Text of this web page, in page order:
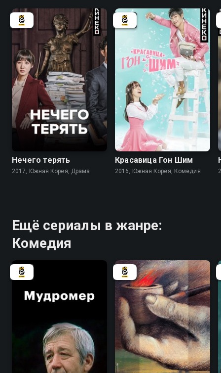
6.7
Нечего терять
2017, Южная Корея, Драма
7.7 7.3
Красавица Гон Шим
2016, Южная Корея, Комедия
Ещё сериалы в жанре:
Комедия